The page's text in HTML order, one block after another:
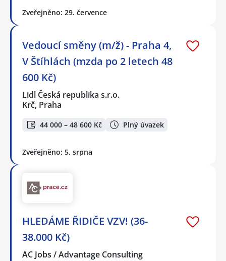
Zveřejněno: 29. července
Vedoucí směny (m/ž) - Praha 4,
V Štíhlách (mzda po 2 letech 48
600 Kč)
Lidl Česká republika s.r.o.
Krč, Praha
44 000 – 48 600 Kč Plný úvazek
Zveřejněno: 5. srpna
HLEDÁME ŘIDIČE VZV! (36-
38.000 Kč)
AC Jobs / Advantage Consulting